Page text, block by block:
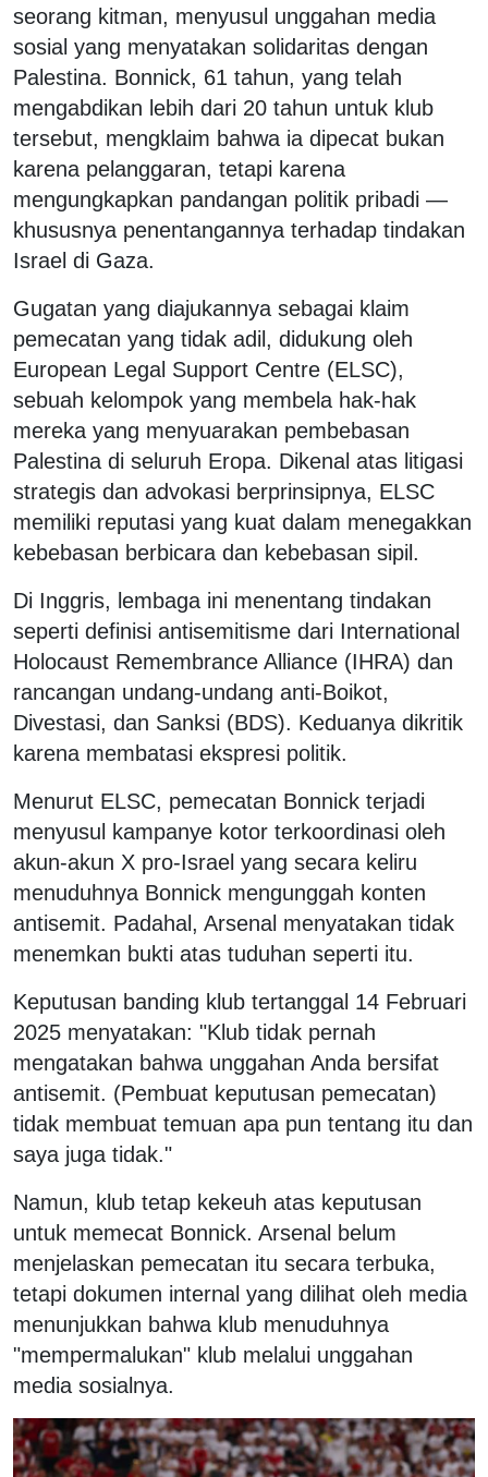
seorang kitman, menyusul unggahan media
sosial yang menyatakan solidaritas dengan
Palestina. Bonnick, 61 tahun, yang telah
mengabdikan lebih dari 20 tahun untuk klub
tersebut, mengklaim bahwa ia dipecat bukan
karena pelanggaran, tetapi karena
mengungkapkan pandangan politik pribadi —
khususnya penentangannya terhadap tindakan
Israel di Gaza.
Gugatan yang diajukannya sebagai klaim
pemecatan yang tidak adil, didukung oleh
European Legal Support Centre (ELSC),
sebuah kelompok yang membela hak-hak
mereka yang menyuarakan pembebasan
Palestina di seluruh Eropa. Dikenal atas litigasi
strategis dan advokasi berprinsipnya, ELSC
memiliki reputasi yang kuat dalam menegakkan
kebebasan berbicara dan kebebasan sipil.
Di Inggris, lembaga ini menentang tindakan
seperti definisi antisemitisme dari International
Holocaust Remembrance Alliance (IHRA) dan
rancangan undang-undang anti-Boikot,
Divestasi, dan Sanksi (BDS). Keduanya dikritik
karena membatasi ekspresi politik.
Menurut ELSC, pemecatan Bonnick terjadi
menyusul kampanye kotor terkoordinasi oleh
akun-akun X pro-Israel yang secara keliru
menuduhnya Bonnick mengunggah konten
antisemit. Padahal, Arsenal menyatakan tidak
menemkan bukti atas tuduhan seperti itu.
Keputusan banding klub tertanggal 14 Februari
2025 menyatakan: "Klub tidak pernah
mengatakan bahwa unggahan Anda bersifat
antisemit. (Pembuat keputusan pemecatan)
tidak membuat temuan apa pun tentang itu dan
saya juga tidak."
Namun, klub tetap kekeuh atas keputusan
untuk memecat Bonnick. Arsenal belum
menjelaskan pemecatan itu secara terbuka,
tetapi dokumen internal yang dilihat oleh media
menunjukkan bahwa klub menuduhnya
"mempermalukan" klub melalui unggahan
media sosialnya.